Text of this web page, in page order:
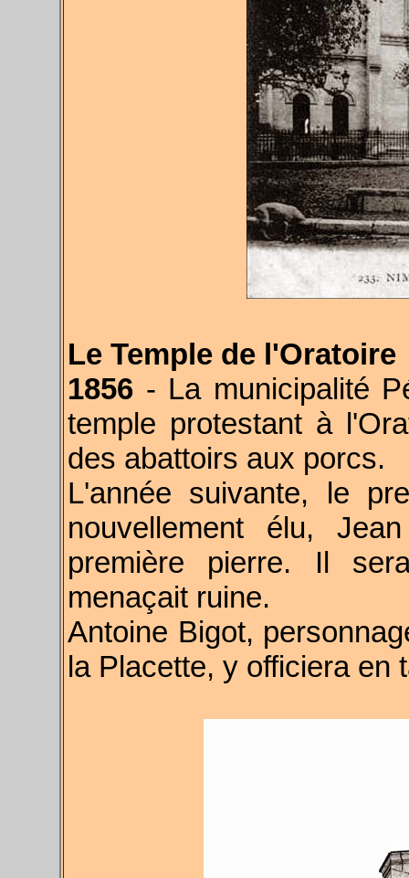
Le Temple de l'Oratoire
1856 - La municipalité
temple protestant à
des abattoirs aux porcs.
L'année suivante,
le
nouvellement élu,
première pierre. Il
menaçait ruine.
Antoine Bigot,
la Placette, y officiera en